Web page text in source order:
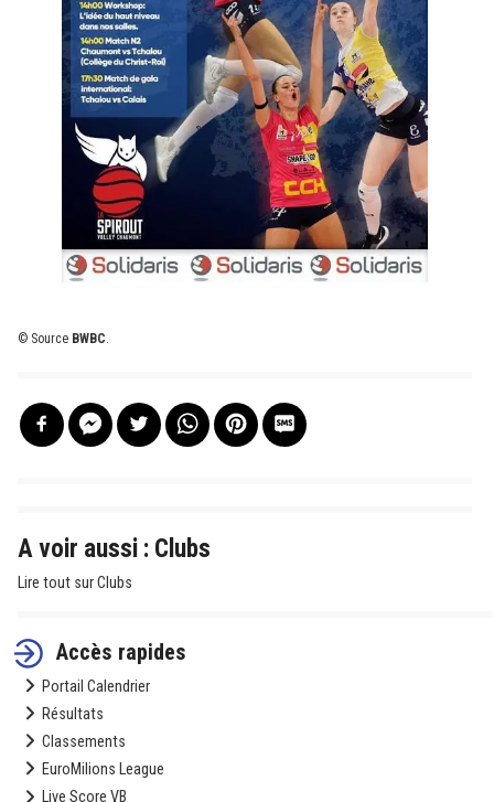
© Source BWBC.
A voir aussi : Clubs
Lire tout sur Clubs
Accès rapides
Portail Calendrier
Résultats
Classements
EuroMilions League
Live Score VB